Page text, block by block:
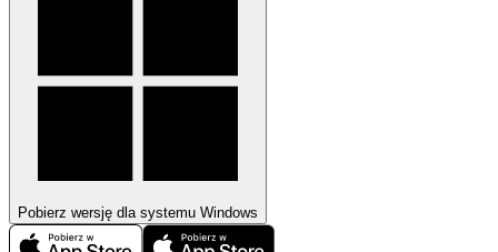
Pobierz wersję dla systemu Windows